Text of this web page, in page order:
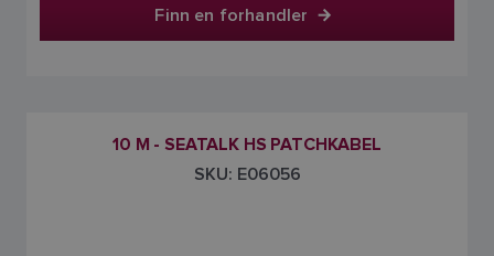
Finn en forhandler
10 M - SEATALK HS PATCHKABEL
SKU: E06056